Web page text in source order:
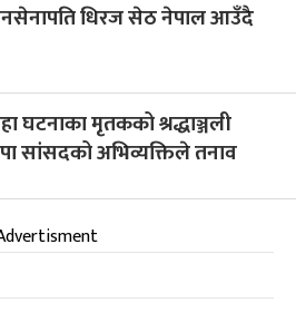
धिरज सेठ नेपाल आउँदै
घटनाका मृतकको श्रद्धाञ्जली
सांसदको अभिव्यक्तिले तनाव